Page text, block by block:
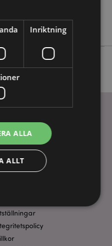
LÄNKAR
Showroom
Inriktning
ALLA
ALLT
Inriktning